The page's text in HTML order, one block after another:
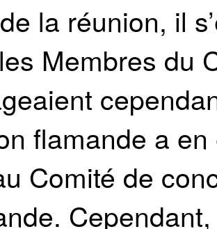
la réunion, il
Membres du
flamande a
Comité de